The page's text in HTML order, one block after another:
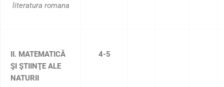
literatura romana
II. MATEMATICĂ
ŞI ŞTIINŢE ALE
NATURII
4-5